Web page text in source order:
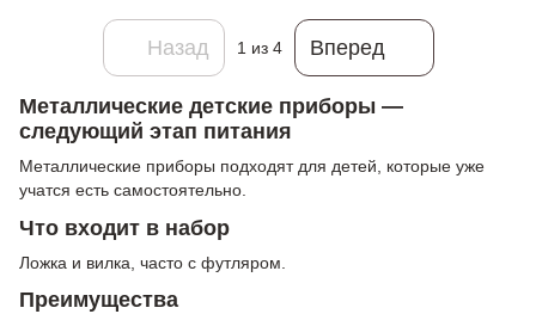
Назад 1 из 4 Вперед
Металлические детские приборы —
следующий этап питания
Металлические приборы подходят для детей, которые уже
учатся есть самостоятельно.
Что входит в набор
Ложка и вилка, часто с футляром.
Преимущества